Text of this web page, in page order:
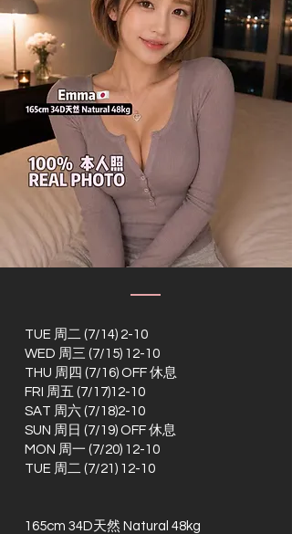
TUE 周二 (7/14) 2-10
WED 周三 (7/15) 12-10
THU 周四 (7/16) OFF 休息
FRI 周五 (7/17)12-10
SAT 周六 (7/18)2-10
SUN 周日 (7/19) OFF 休息
MON 周一 (7/20) 12-10
TUE 周二 (7/21) 12-10
165cm 34D天然 Natural 48kg